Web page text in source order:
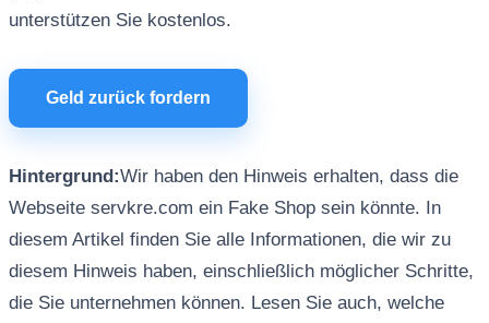
unterstützen Sie kostenlos.
Geld zurück fordern
Hintergrund:Wir haben den Hinweis erhalten, dass die
Webseite servkre.com ein Fake Shop sein könnte. In
diesem Artikel finden Sie alle Informationen, die wir zu
diesem Hinweis haben, einschließlich möglicher Schritte,
die Sie unternehmen können. Lesen Sie auch, welche